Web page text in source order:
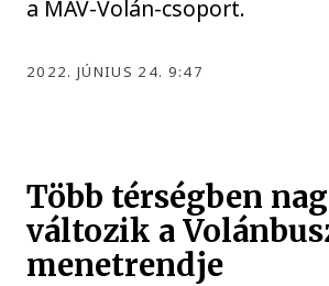
a MÁV-Volán-csoport.
2022. JÚNIUS 24. 9:47
Több térségben
változik a
menetrendje